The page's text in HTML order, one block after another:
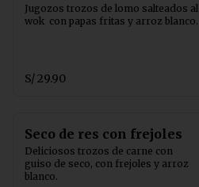
Jugozos trozos de lomo salteados al
wok  con papas fritas y arroz blanco.
S/ 29.90
Seco de res con frejoles
Deliciosos trozos de carne con
guiso de seco, con frejoles y arroz
blanco.